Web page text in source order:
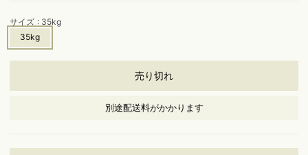
サイズ : 35kg
35kg
売り切れ
別途配送料がかかります